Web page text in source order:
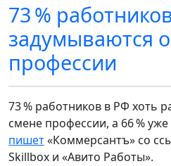
73 %
задумываются
профессии
73 % работников в РФ хоть
смене профессии, а 66 %
пишет«Коммерсантъ» со
Skillbox и «Авито Работы».